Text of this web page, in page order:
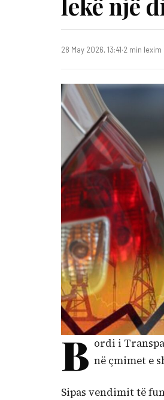
28 May 2026, 13:41·2 min lexim
B ordi i
në çmimet e
Sipas vendimit të